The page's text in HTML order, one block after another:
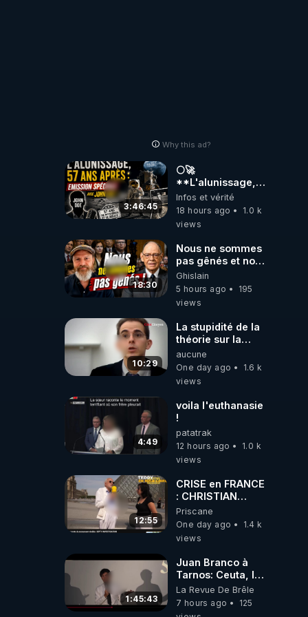
Why this ad?
3:46:45
🌕🚀
**L'alunissage,
57 ans après :
Émission spéciale
avec John Doe
Infos et vérité
18 hours ago
1.0 k
views
18:30
Nous ne sommes
pas gênés et nous
n’avons pas
besoin de nous
excuser ! #jw
#collegecentral
Ghislain
5 hours ago
195
views
10:29
La stupidité de la
théorie sur la
responsabilité de
l’homme
concernant le
carbone.
aucune
One day ago
1.6 k
views
4:49
voila l'euthanasie
!
patatrak
12 hours ago
1.0 k
views
12:55
CRISE en FRANCE
: CHRISTIAN
COTTEN FAIT une
étrange
découverte
Priscane
One day ago
1.4 k
views
1:45:43
Juan Branco à
Tarnos: Ceuta, le
narcotrafic et le
pouvoir en France
La Revue De Brêle
7 hours ago
125